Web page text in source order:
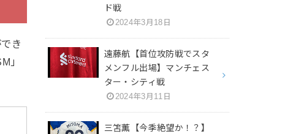
き
」
ド戦
2024年3月18日
遠藤航【首位攻防戦でスタ
メンフル出場】マンチェス
ター・シティ戦
2024年3月11日
三笘薫【今季絶望か！？】